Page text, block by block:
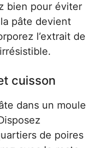
bien pour éviter
pâte devient
l’extrait de
cuisson
dans un moule
de poires